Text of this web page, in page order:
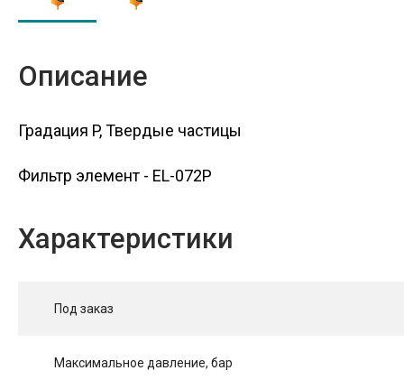
Описание
Градация P, Твердые частицы
Фильтр элемент - EL-072P
Характеристики
Под заказ
Максимальное давление, бар